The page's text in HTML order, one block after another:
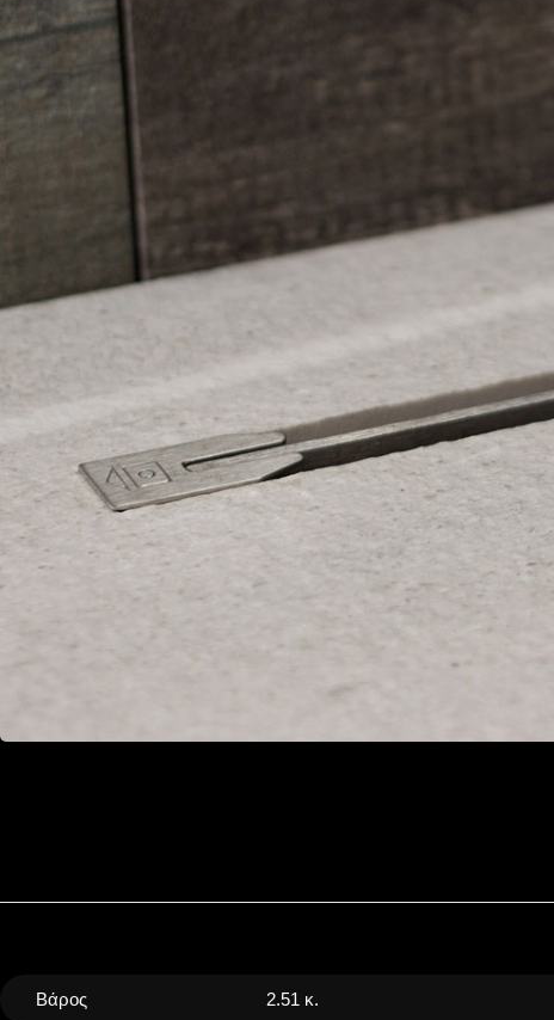
Βάρος 2.51 κ.